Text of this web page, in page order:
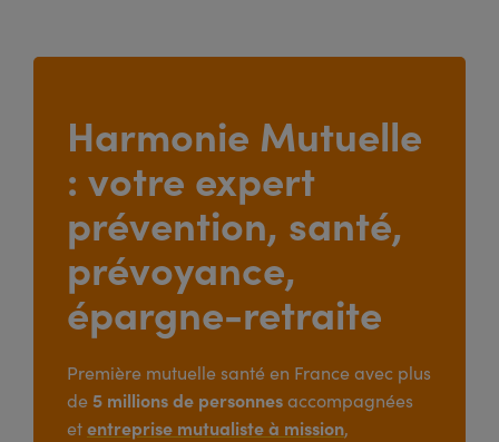
Harmonie Mutuelle
: votre expert
prévention, santé,
prévoyance,
épargne-retraite
Première mutuelle santé en France avec plus
de 5 millions de personnesaccompagnées
etentreprise mutualiste à mission,